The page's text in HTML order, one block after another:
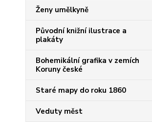
Ženy umělkyně
Původní knižní ilustrace a
plakáty
Bohemikální grafika v zemích
Koruny české
Staré mapy do roku 1860
Veduty měst